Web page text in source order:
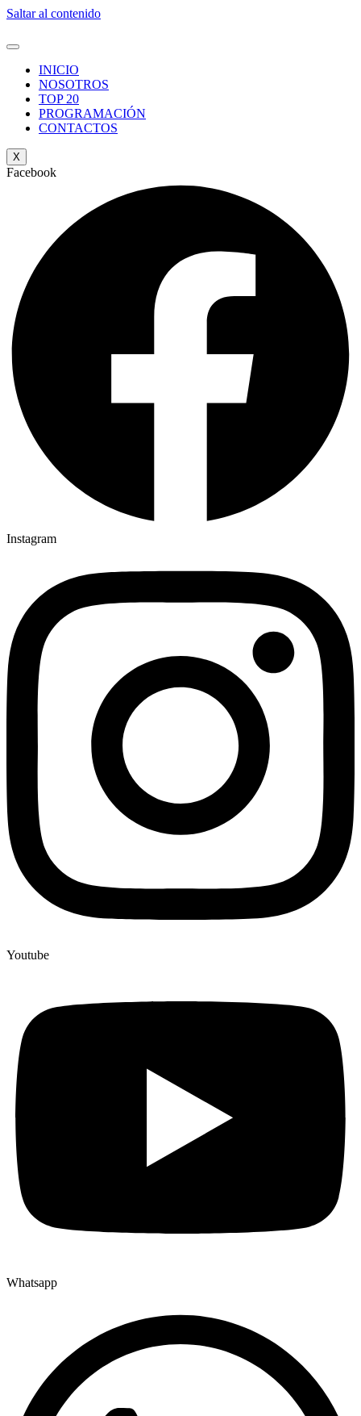
Saltar al contenido
INICIO
NOSOTROS
TOP 20
PROGRAMACIÓN
CONTACTOS
X
Facebook
Instagram
Youtube
Whatsapp